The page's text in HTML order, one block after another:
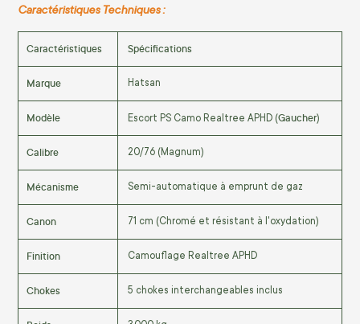
Caractéristiques Techniques :
Caractéristiques Spécifications
Marque Hatsan
Modèle Escort PS Camo Realtree APHD (Gaucher)
Calibre 20/76 (Magnum)
Mécanisme Semi-automatique à emprunt de gaz
Canon 71 cm (Chromé et résistant à l'oxydation)
Finition Camouflage Realtree APHD
Chokes 5 chokes interchangeables inclus